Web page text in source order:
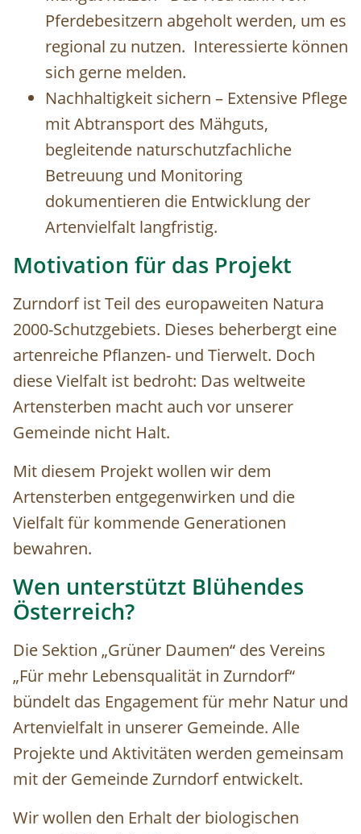
Pferdebesitzern abgeholt werden, um es
regional zu nutzen. Interessierte können
sich gerne melden.
Nachhaltigkeit sichern – Extensive Pflege
mit Abtransport des Mähguts,
begleitende naturschutzfachliche
Betreuung und Monitoring
dokumentieren die Entwicklung der
Artenvielfalt langfristig.
Motivation für das Projekt
Zurndorf ist Teil des europaweiten Natura
2000-Schutzgebiets. Dieses beherbergt eine
artenreiche Pflanzen- und Tierwelt. Doch
diese Vielfalt ist bedroht: Das weltweite
Artensterben macht auch vor unserer
Gemeinde nicht Halt.
Mit diesem Projekt wollen wir dem
Artensterben entgegenwirken und die
Vielfalt für kommende Generationen
bewahren.
Wen unterstützt Blühendes
Österreich?
Die Sektion „Grüner Daumen“ des Vereins
„Für mehr Lebensqualität in Zurndorf“
bündelt das Engagement für mehr Natur und
Artenvielfalt in unserer Gemeinde. Alle
Projekte und Aktivitäten werden gemeinsam
mit der Gemeinde Zurndorf entwickelt.
Wir wollen den Erhalt der biologischen